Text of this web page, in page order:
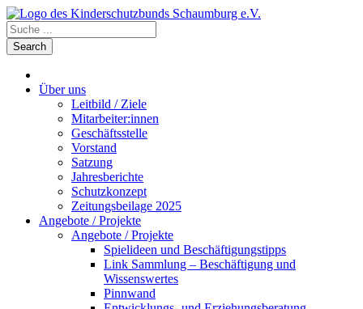
Über uns
Leitbild / Ziele
Mitarbeiter:innen
Geschäftsstelle
Vorstand
Satzung
Jahresberichte
Schutzkonzept
Zeitungsbeilage 2025
Angebote / Projekte
Angebote / Projekte
Spielideen und Beschäftigungstipps
Link Sammlung – Beschäftigung und
Wissenswertes
Pinnwand